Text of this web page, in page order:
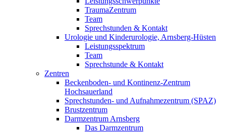
TraumaZentrum
Team
Sprechstunden & Kontakt
Urologie und Kinderurologie, Arnsberg-Hüsten
Leistungsspektrum
Team
Sprechstunde & Kontakt
Zentren
Beckenboden- und Kontinenz-Zentrum
Hochsauerland
Sprechstunden- und Aufnahmezentrum (SPAZ)
Brustzentrum
Darmzentrum Arnsberg
Das Darmzentrum